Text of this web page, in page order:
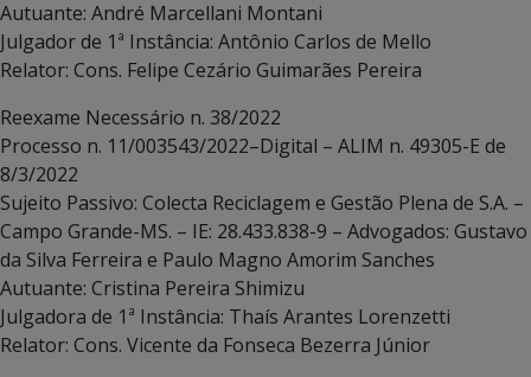
Autuante: André Marcellani Montani
Julgador de 1ª Instância: Antônio Carlos de Mello
Relator: Cons. Felipe Cezário Guimarães Pereira
Reexame Necessário n. 38/2022
Processo n. 11/003543/2022–Digital – ALIM n. 49305-E de
8/3/2022
Sujeito Passivo: Colecta Reciclagem e Gestão Plena de S.A. –
Campo Grande-MS. – IE: 28.433.838-9 – Advogados: Gustavo
da Silva Ferreira e Paulo Magno Amorim Sanches
Autuante: Cristina Pereira Shimizu
Julgadora de 1ª Instância: Thaís Arantes Lorenzetti
Relator: Cons. Vicente da Fonseca Bezerra Júnior